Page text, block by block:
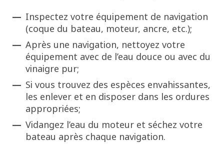
Inspectez votre équipement de navigation
(coque du bateau, moteur, ancre, etc.);
Après une navigation, nettoyez votre
équipement avec de l’eau douce ou avec du
vinaigre pur;
Si vous trouvez des espèces envahissantes,
les enlever et en disposer dans les ordures
appropriées;
Vidangez l’eau du moteur et séchez votre
bateau après chaque navigation.